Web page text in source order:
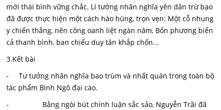
mới thái bình vững chắc. Lí tưởng nhân nghĩa yên dân trừ bạo
đã được thực hiện một cách hào hùng, trọn vẹn: Một cỗ nhung
y chiến thắng, nên công oanh liệt ngàn năm, Bốn phương biển
cả thanh bình, ban chiếu duy tân khắp chốn...
3.Kết bài
- Tư tưởng nhân nghĩa bao trùm và nhất quán trong toàn bộ
tác phẩm Bình Ngô đại cáo.
- Bằng ngòi bút chính luận sắc sảo, Nguyễn Trãi đã